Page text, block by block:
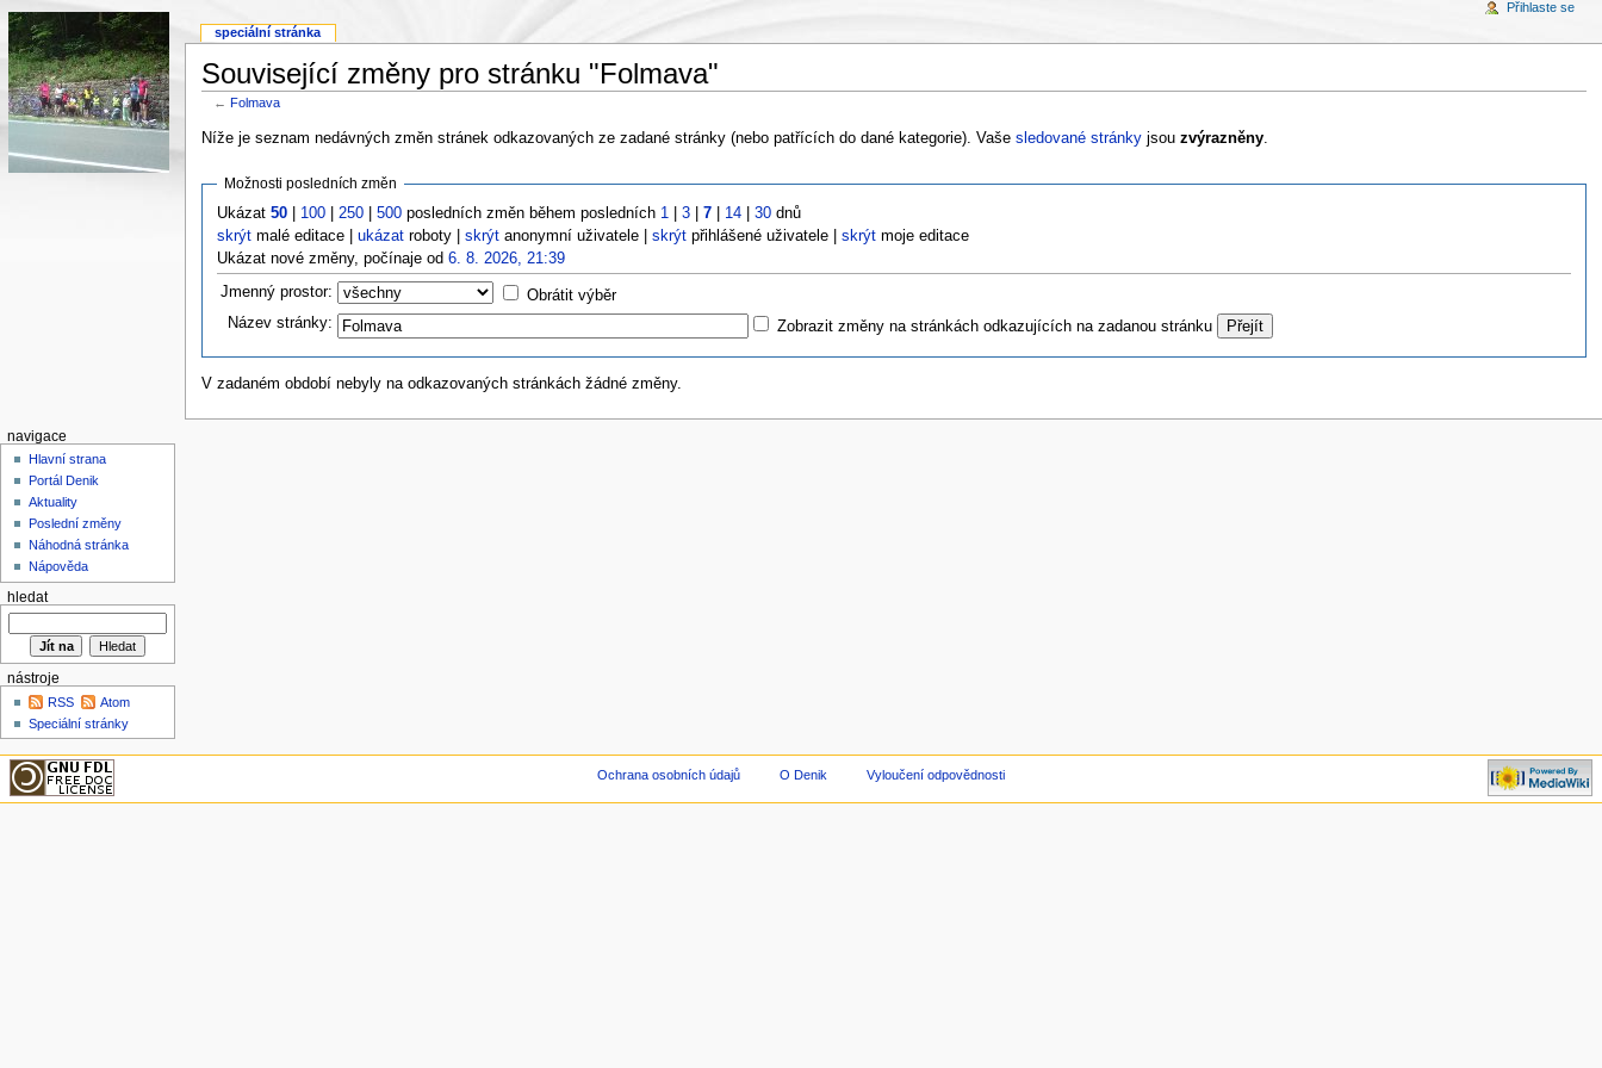
Související změny pro stránku "Folmava"
←Folmava
Níže je seznam nedávných změn stránek odkazovaných ze zadané stránky (nebo patřících do dané kategorie). Vaše sledované stránkyjsou zvýrazněny.
Možnosti posledních změn
Ukázat50 100 250 |500 posledních změn během posledních 1 |3 |7 14 |30 dnů
skrýt malé editace |ukázat roboty |skrýt anonymní uživatele |skrýt přihlášené uživatele |skrýt moje editace
Ukázat nové změny, počínaje od6. 8. 2026, 21:39
Jmenný prostor:
Obrátit výběr
Název stránky:
Zobrazit změny na stránkách odkazujících na zadanou stránku
V zadaném období nebyly na odkazovaných stránkách žádné změny.
speciální stránka
Přihlaste se
navigace
Hlavní strana
Portál Denik
Aktuality
Poslední změny
Náhodná stránka
Nápověda
hledat
nástroje
RSS
Atom
Speciální stránky
Ochrana osobních údajů O Denik Vyloučení odpovědnosti